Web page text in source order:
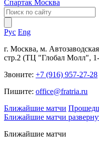
Рус Eng
г. Москва, м.
стр.2 (ТЦ "Глобал Молл",
Звоните: +7 (916) 957-27-28
Пишите: office@fratria.ru
Ближайшие матчи
Ближайшие матчи
Ближайшие матчи